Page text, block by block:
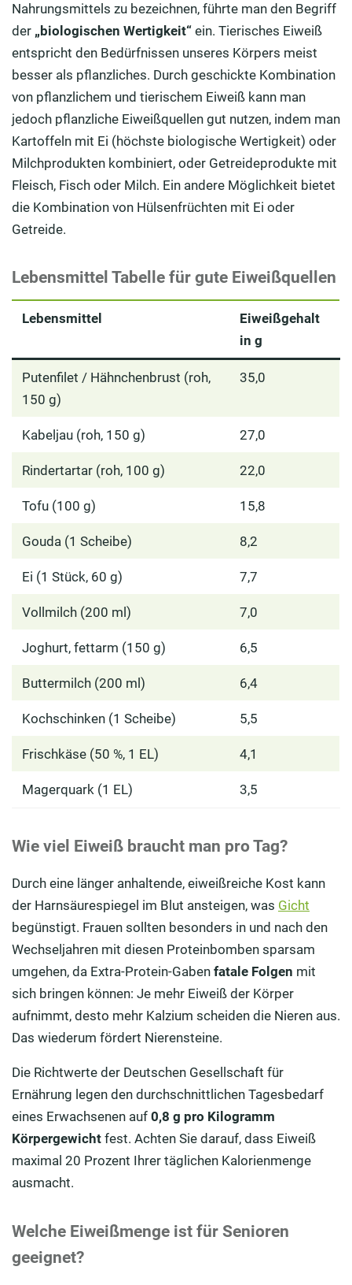
Nahrungsmittels zu bezeichnen, führte man den Begriff
der „biologischen Wertigkeit“ ein. Tierisches Eiweiß
entspricht den Bedürfnissen unseres Körpers meist
besser als pflanzliches. Durch geschickte Kombination
von pflanzlichem und tierischem Eiweiß kann man
jedoch pflanzliche Eiweißquellen gut nutzen, indem man
Kartoffeln mit Ei (höchste biologische Wertigkeit) oder
Milchprodukten kombiniert, oder Getreideprodukte mit
Fleisch, Fisch oder Milch. Ein andere Möglichkeit bietet
die Kombination von Hülsenfrüchten mit Ei oder
Getreide.
Lebensmittel Tabelle für gute Eiweißquellen
Lebensmittel
Eiweißgehalt
in g
Putenfilet / Hähnchenbrust (roh,
150 g)
35,0
Kabeljau (roh, 150 g) 27,0
Rindertartar (roh, 100 g) 22,0
Tofu (100 g) 15,8
Gouda (1 Scheibe) 8,2
Ei (1 Stück, 60 g) 7,7
Vollmilch (200 ml) 7,0
Joghurt, fettarm (150 g) 6,5
Buttermilch (200 ml) 6,4
Kochschinken (1 Scheibe) 5,5
Frischkäse (50 %, 1 EL) 4,1
Magerquark (1 EL) 3,5
Wie viel Eiweiß braucht man pro Tag?
Durch eine länger anhaltende, eiweißreiche Kost kann
der Harnsäurespiegel im Blut ansteigen, was Gicht
begünstigt. Frauen sollten besonders in und nach den
Wechseljahren mit diesen Proteinbomben sparsam
umgehen, da Extra-Protein-Gaben fatale Folgen mit
sich bringen können: Je mehr Eiweiß der Körper
aufnimmt, desto mehr Kalzium scheiden die Nieren aus.
Das wiederum fördert Nierensteine.
Die Richtwerte der Deutschen Gesellschaft für
Ernährung legen den durchschnittlichen Tagesbedarf
eines Erwachsenen auf 0,8 g pro Kilogramm
Körpergewicht fest. Achten Sie darauf, dass Eiweiß
maximal 20 Prozent Ihrer täglichen Kalorienmenge
ausmacht.
Welche Eiweißmenge ist für Senioren
geeignet?